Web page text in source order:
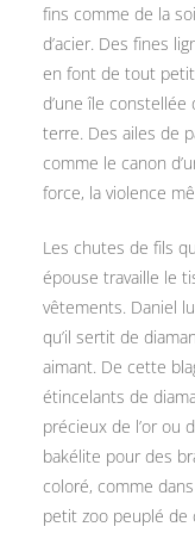
fins comme de la
d’acier. Des fines
en font de tout
d’une île
terre. Des ailes de
comme le canon
force, la violence
Les chutes de fils
épouse travaille le
vêtements. Daniel
qu’il sertit de
aimant. De cette
étincelants de
précieux de l’or ou
bakélite pour des
coloré, comme
petit zoo peuplé de